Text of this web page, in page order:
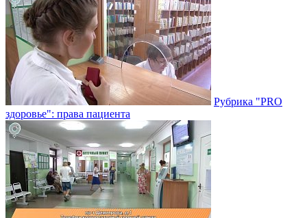
Рубрика "PRO
здоровье": права пациента